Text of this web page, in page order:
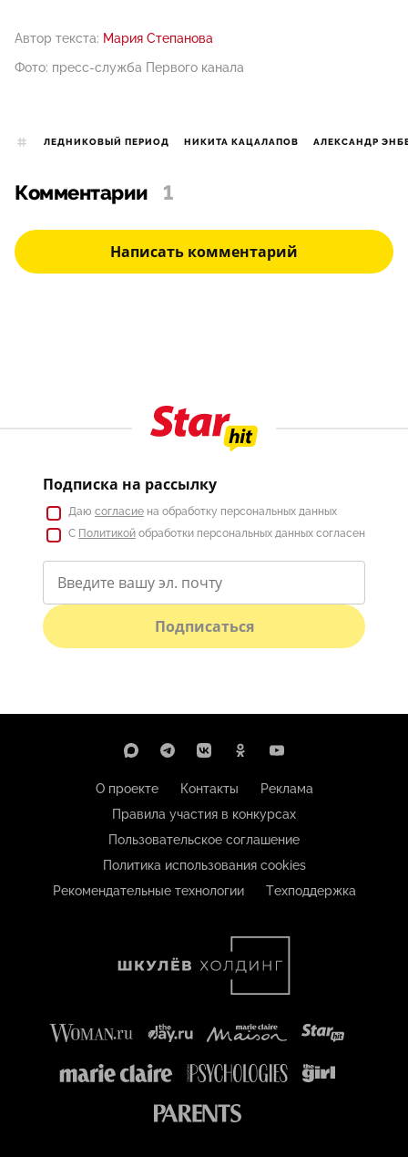
Автор текста: Мария Степанова
Фото: пресс-служба Первого канала
ЛЕДНИКОВЫЙ ПЕРИОД НИКИТА КАЦАЛАПОВ АЛЕКСАНДР
Комментарии 1
Написать комментарий
Подписка на рассылку
Даю согласие на обработку персональных данных
С Политикой обработки персональных данных согласен
Подписаться
О проекте Контакты
Реклама
Правила участия в конкурсах
Пользовательское соглашение
Политика использования cookies
Рекомендательные технологии
Техподдержка